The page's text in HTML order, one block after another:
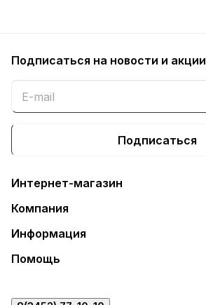
Подписаться на новости и акции
Подписаться
Интернет-магазин
Компания
Информация
Помощь